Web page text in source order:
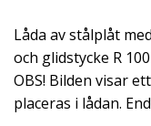
Låda av stålplåt
och glidstycke R
OBS! Bilden visar
placeras i lådan.